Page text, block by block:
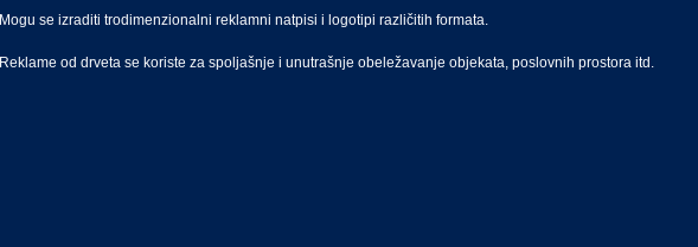
Mogu se izraditi trodimenzionalni reklamni natpisi i logotipi različitih formata.
Reklame od drveta se koriste za spoljašnje i unutrašnje obeležavanje objekata, poslovnih prostora itd.